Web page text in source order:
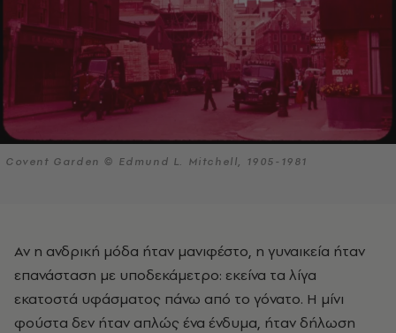
Covent Garden © Edmund L. Mitchell, 1905-1981
Αν η ανδρική μόδα ήταν μανιφέστο, η γυναικεία ήταν
επανάσταση με υποδεκάμετρο: εκείνα τα λίγα
εκατοστά υφάσματος πάνω από το γόνατο. Η μίνι
φούστα δεν ήταν απλώς ένα ένδυμα, ήταν δήλωση